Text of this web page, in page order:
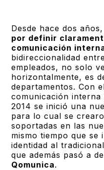
Desde hace dos años,
por definir
comunicación
bidireccionalidad
empleados, no solo
horizontalmente, es
departamentos. Con
comunicación
2014 se inició una
para lo cual se
soportadas en las
mismo tiempo que
identidad al
que además pasó a
Qomunica.